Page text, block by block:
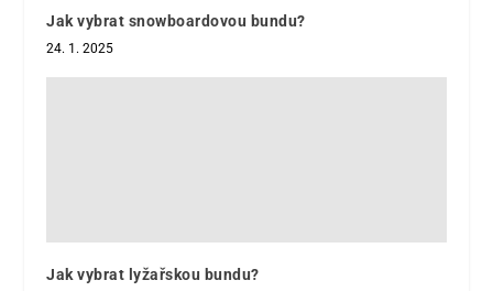
Jak vybrat snowboardovou bundu?
24. 1. 2025
Jak vybrat lyžařskou bundu?